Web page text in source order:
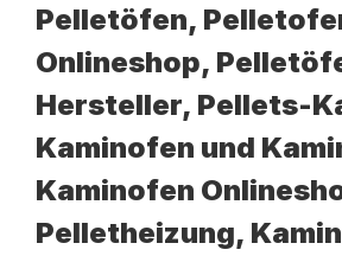
Pelletöfen,
Onlineshop,
Hersteller, Pellets-
Kaminofen und
Kaminofen
Pelletheizung,